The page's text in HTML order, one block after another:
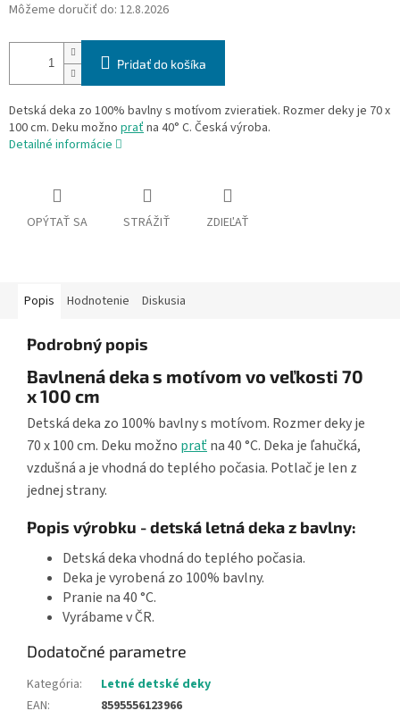
Môžeme doručiť do: 12.8.2026
Pridať do košíka
Detská deka zo 100% bavlny s motívom zvieratiek. Rozmer deky je 70 x
100 cm. Deku možno praťna 40° C. Česká výroba.
Detailné informácie
OPÝTAŤ SA STRÁŽIŤ ZDIEĽAŤ
Popis Hodnotenie Diskusia
Podrobný popis
Bavlnená deka s motívom vo veľkosti 70
x 100 cm
Detská deka zo 100% bavlny s motívom. Rozmer deky je
70 x 100 cm. Deku možno praťna 40 °C. Deka je ľahučká,
vzdušná a je vhodná do teplého počasia. Potlač je len z
jednej strany.
Popis výrobku - detská letná deka z bavlny:
Detská deka vhodná do teplého počasia.
Deka je vyrobená zo 100% bavlny.
Pranie na 40 °C.
Vyrábame v ČR.
Dodatočné parametre
Kategória:
Letné detské deky
EAN:
8595556123966